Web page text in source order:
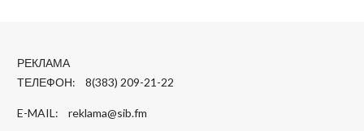
РЕКЛАМА
ТЕЛЕФОН: 8(383) 209-21-22
E-MAIL: reklama@sib.fm